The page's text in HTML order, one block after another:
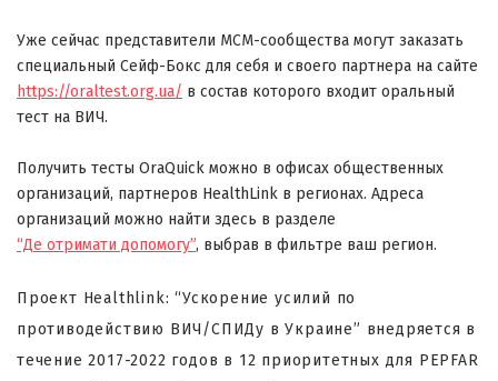
Уже сейчас представители МСМ-сообщества могут заказать
специальный Сейф-Бокс для себя и своего партнера на сайте
https://oraltest.org.ua/ в состав которого входит оральный
тест на ВИЧ.
Получить тесты OraQuick можно в офисах общественных
организаций, партнеров HealthLink в регионах. Адреса
организаций можно найти здесь в разделе
“Де отримати допомогу”, выбрав в фильтре ваш регион.
Проект Healthlink: “Ускорение усилий по
противодействию ВИЧ/СПИДу в Украине” внедряется в
течение 2017-2022 годов в 12 приоритетных для PEPFAR